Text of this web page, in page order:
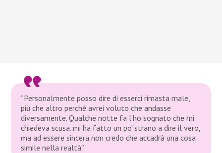
“Personalmente posso dire di esserci rimasta male,
più che altro perché avrei voluto che andasse
diversamente.Qualche notte fa l’ho sognato che mi
chiedeva scusa. mi ha fatto un po’ strano a dire il vero,
ma ad essere sincera non credo che accadrà una cosa
simile nella realtà”.